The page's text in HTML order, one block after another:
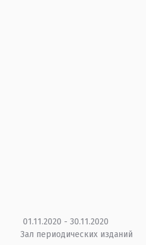
01.11.2020 - 30.11.2020
Зал периодических изданий